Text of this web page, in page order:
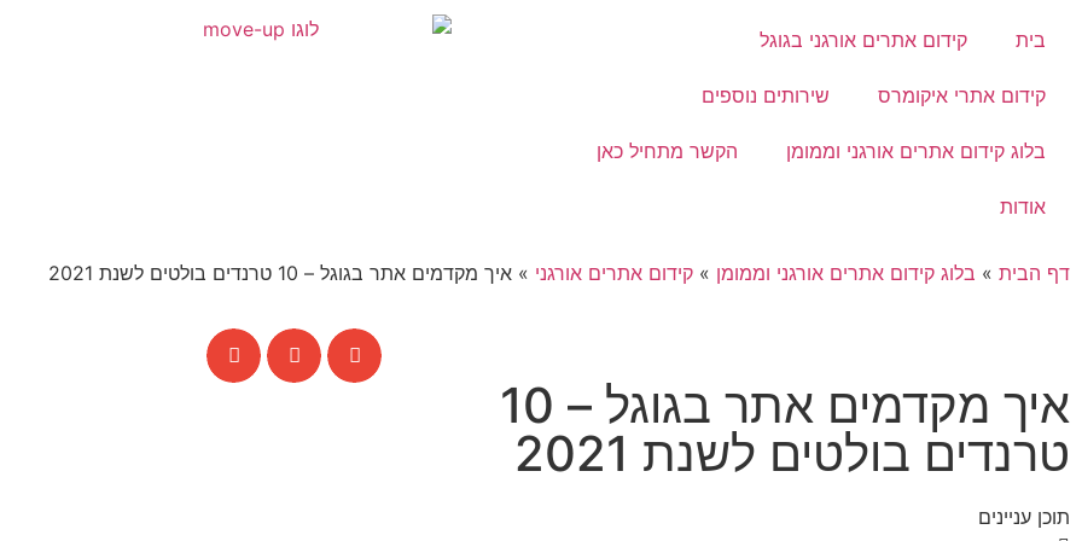
בית קידום אתרים אורגני בגוגל
קידום אתרי איקומרס שירותים נוספים
בלוג קידום אתרים אורגני וממומן הקשר מתחיל כאן
אודות
דף הבית » בלוג קידום אתרים אורגני וממומן » קידום אתרים אורגני » איך מקדמים אתר בגוגל – 10 טרנדים בולטים לשנת 2021
איך מקדמים אתר בגוגל – 10
טרנדים בולטים לשנת 2021
תוכן עניינים